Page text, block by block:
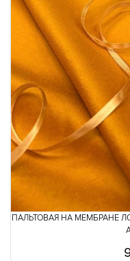
ПАЛЬТОВАЯ НА МЕМБРАНЕ